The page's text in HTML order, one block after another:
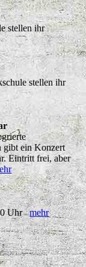
stellen ihr
stellen ihr
gibt ein Konzert
Eintritt frei, aber
Uhrmehr